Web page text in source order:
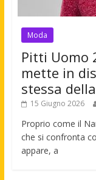
Moda
Pitti Uomo
mette in
stessa
15 Giugno 2026
Proprio come il
che si confronta
appare, a